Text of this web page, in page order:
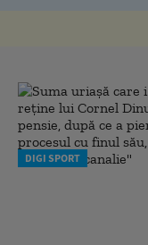
DIGI SPORT